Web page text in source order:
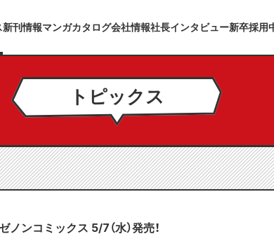
新刊情報マンガカタログ会社情報社長インタビュー新卒採用
トピックス
ノンコミックス 5/7（水）発売！